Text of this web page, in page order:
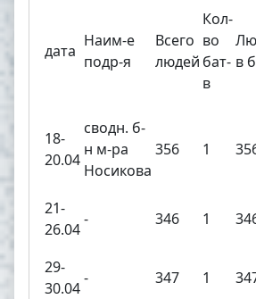
дата
Наим-е
подр-я
Всего
людей
Кол-
во
бат-
в
в
18-
20.04
сводн. б-
н м-ра
Носикова
356 1
21-
26.04
- 346 1
29-
30.04
- 347 1